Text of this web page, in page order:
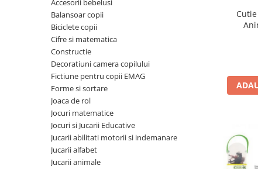
Jucarii interactive
Proiector pentru copii
Instrumente muzicale pentru copii
Caruseluri muzicale
Storytelling
Bucatarii pentru copii
Banc de lucru pentru copii
Papusi de mana
Casa de papusi
Accesorii bebelusi
Balansoar copii
Biciclete copii
Cifre si matematica
Constructie
Decoratiuni camera copilului
Fictiune pentru copii EMAG
Forme si sortare
Joaca de rol
Jocuri matematice
Jocuri si Jucarii Educative
Jucarii abilitati motorii si indemanare
Jucarii alfabet
Jucarii animale